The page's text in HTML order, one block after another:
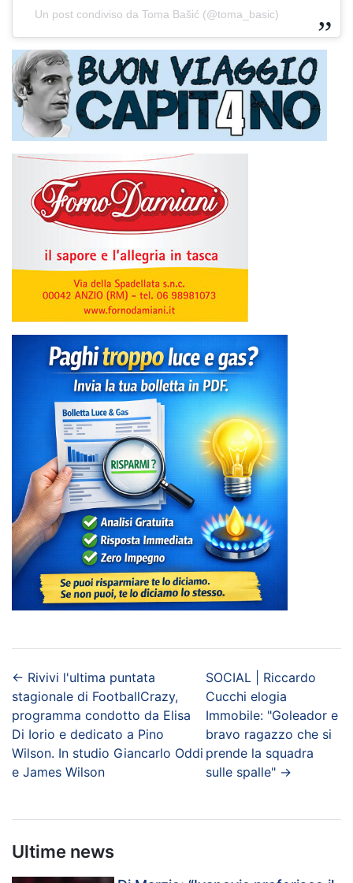
Un post condiviso da Toma Bašić (@toma_basic)
← Rivivi l'ultima puntata
stagionale di FootballCrazy,
programma condotto da Elisa
Di Iorio e dedicato a Pino
Wilson. In studio Giancarlo Oddi
e James Wilson
SOCIAL | Riccardo
Cucchi elogia
Immobile: "Goleador e
bravo ragazzo che si
prende la squadra
sulle spalle"→
Ultime news